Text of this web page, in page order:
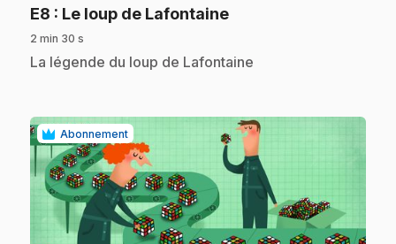
E8 : Le loup de Lafontaine.
2 min 30 s
.La légende du loup de Lafontaine
Abonnement